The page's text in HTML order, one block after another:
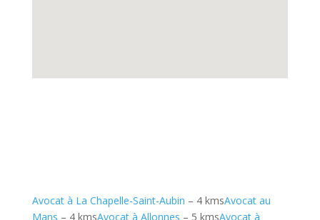
Avocat à La Chapelle-Saint-Aubin – 4 kmsAvocat au
Mans – 4 kmsAvocat à Allonnes – 5 kmsAvocat à